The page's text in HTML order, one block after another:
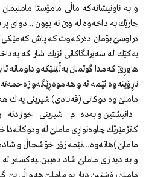
و به‌ ناونیشانه‌كه‌ ماڵی مامۆستا
جارێك به‌داخه‌وه‌ له‌وێ‌ نه‌بوون ..دوای
دراوسێ‌ بۆمان ده‌ركه‌وت كه‌ پاش كه‌مێكی
یه‌كێك له‌ سه‌یرانگاكانی نزیك شار كه‌
هاوڕێ‌ كه‌مدا گوتمان به‌ڵێنێكه‌و داومانه‌
ناڕۆینه‌وه‌ ئێمه‌ ئه‌و هه‌موه‌ ڕێگه‌و
ماملێ‌ وه‌ دوكانی (قه‌نادی) شیرینی يه ك
دانیشتین و به‌ده‌م شیرینی
كاتژمێرێك چاوه‌نواڕی ماملێ‌ له‌
ماملێ‌ )هاته‌وه‌…ئێمه‌ زۆر خۆشحاڵ و
و به‌ دیداری ماملێ‌ شاد ده‌بین..یه‌كسه‌ر له‌